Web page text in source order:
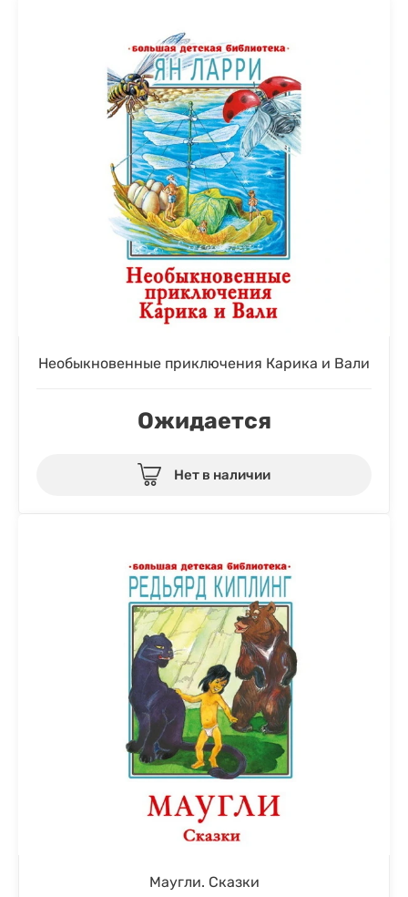
Необыкновенные приключения Карика и Вали
Ожидается
Нет в наличии
Маугли. Сказки